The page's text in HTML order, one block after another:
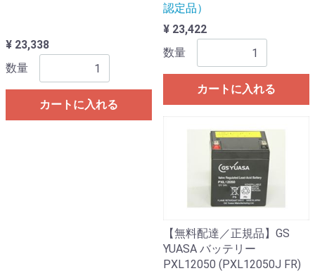
¥ 23,338
数量
カートに入れる
認定品）
¥ 23,422
数量
カートに入れる
【無料配達／正規品】GS
YUASA バッテリー
PXL12050 (PXL12050J FR)